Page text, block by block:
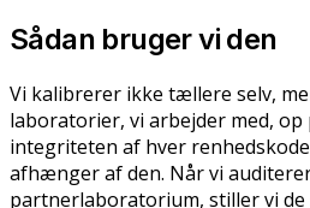
Sådan bruger vi den
Vi kalibrerer ikke tællere selv,
laboratorier, vi arbejder med,
integriteten af hver
afhænger af den. Når vi
partnerlaboratorium, stiller vi de